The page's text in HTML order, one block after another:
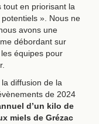
tout en priorisant la
». Nous ne
avons une
débordant sur
équipes pour
diffusion de la
de 2024
d’un kilo de
miels de Grézac